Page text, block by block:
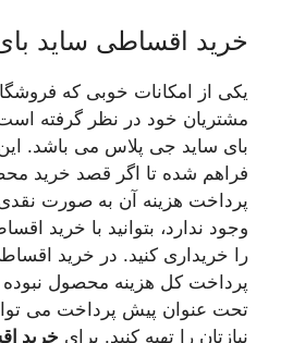
خرید اقساطی ساید
مشتریان خود در نظر گرفته
بای ساید جی پلاس می باشد.
فراهم شده تا اگر قصد خرید
پرداخت هزینه آن به صورت
وجود ندارد، بتوانید با خرید
را خریداری کنید. در خرید
پرداخت کل هزینه محصول نبوده
تحت عنوان پیش پرداخت می
نیازتان را تهیه کنید. برای خرید